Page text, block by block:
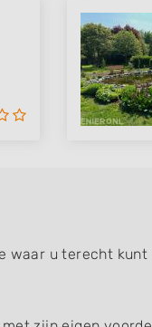
waar u terecht